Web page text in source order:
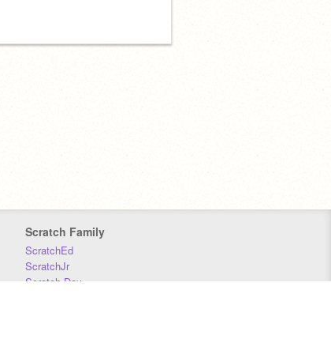
Scratch Family
ScratchEd
ScratchJr
Scratch Day